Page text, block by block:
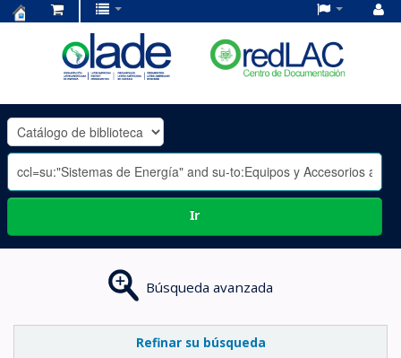
OLADE
-
Ir
Búsqueda avanzada
Refinar su búsqueda